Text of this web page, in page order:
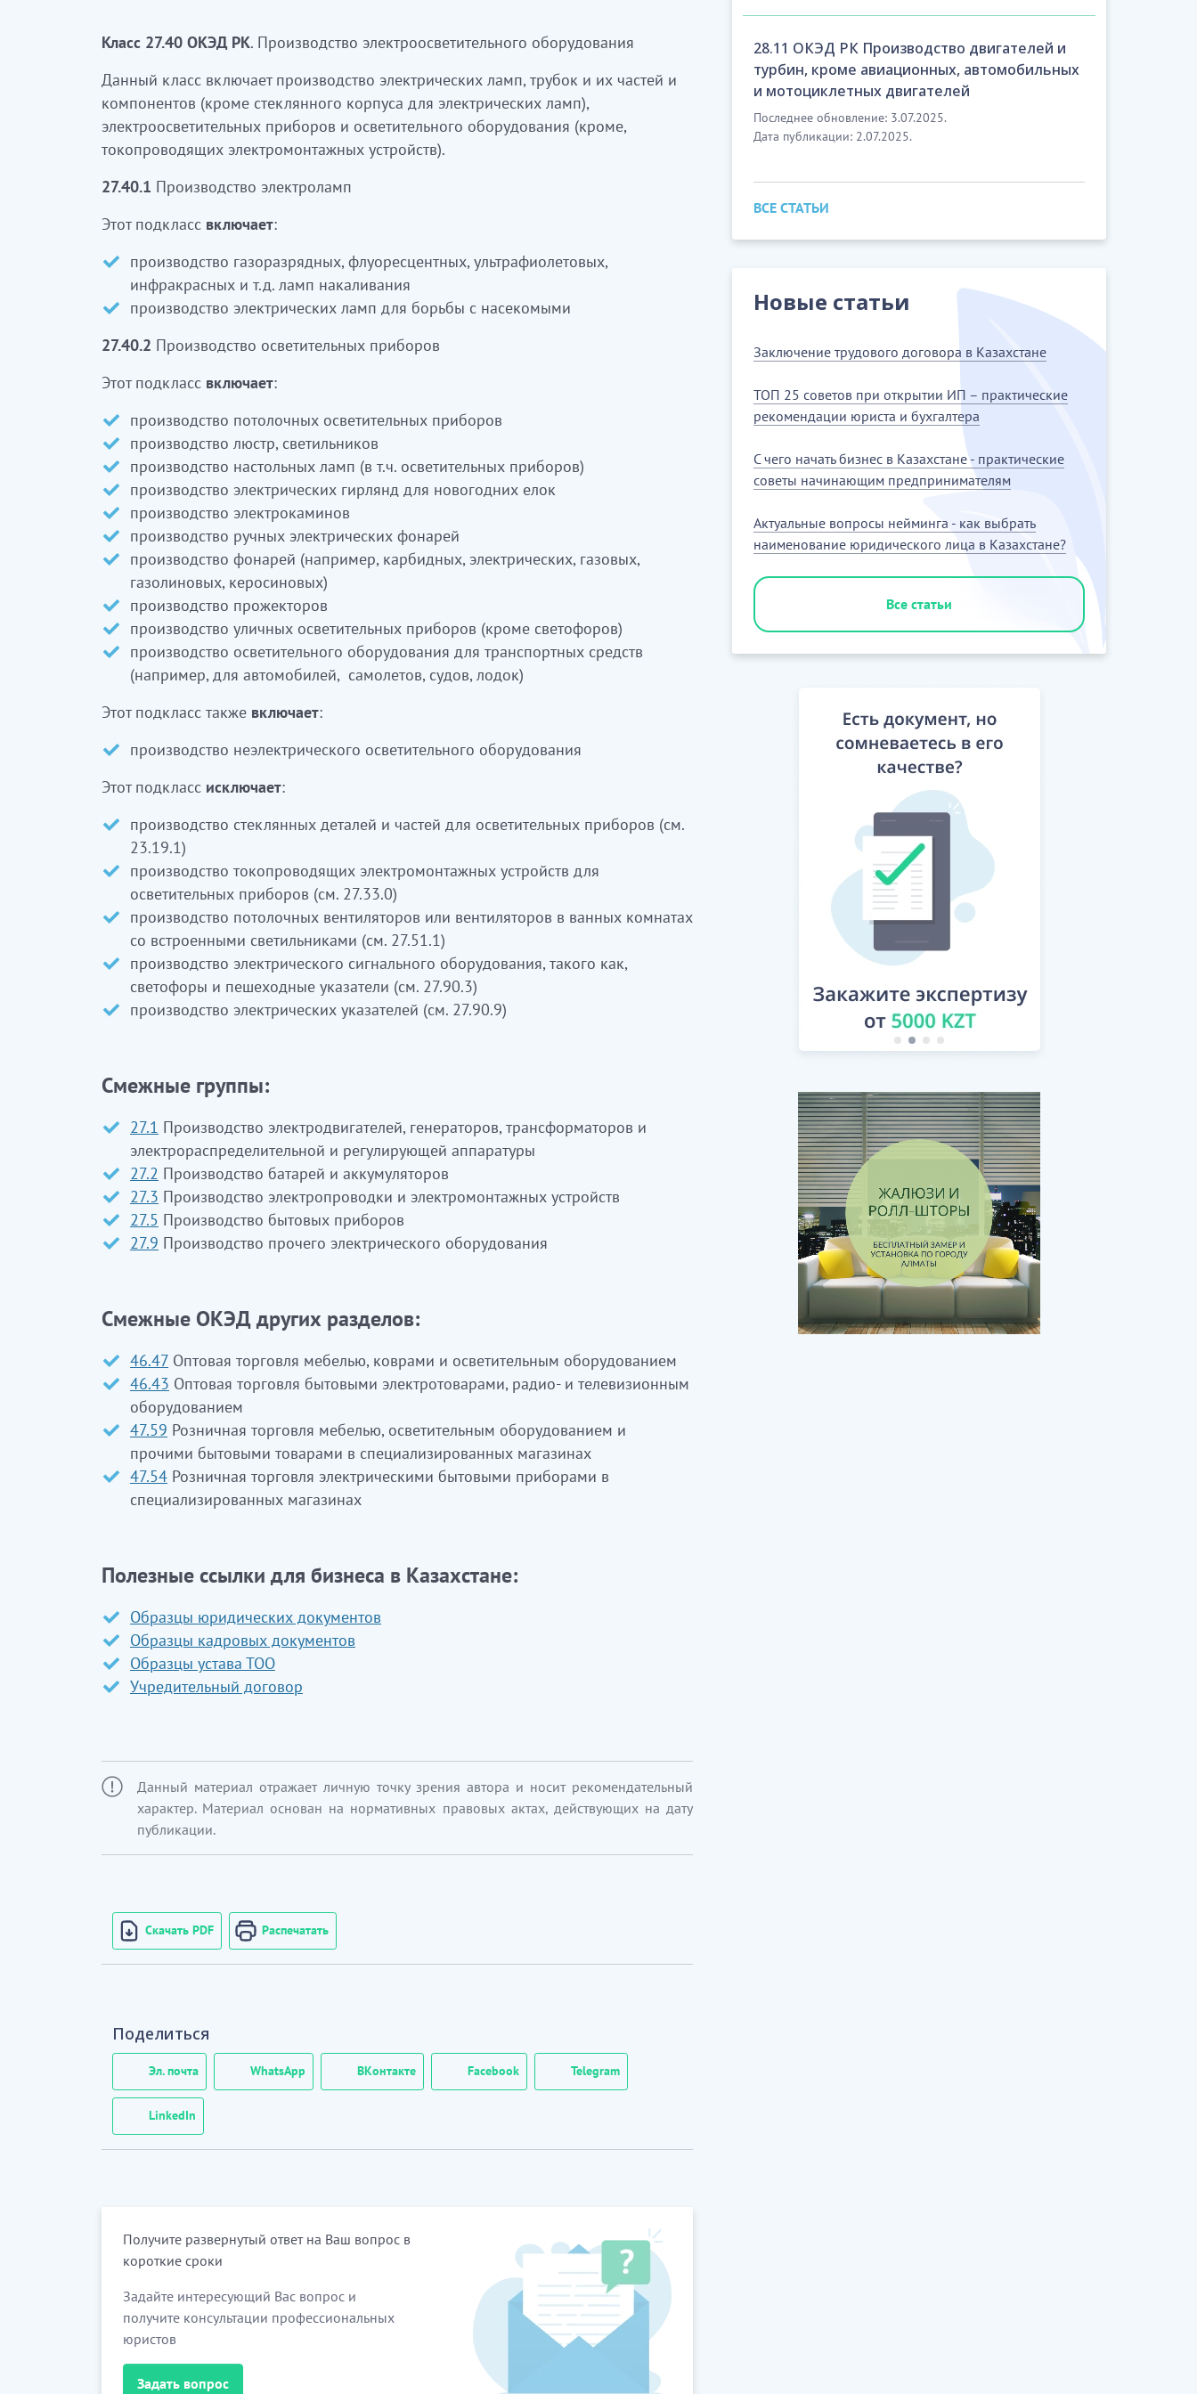
шамдарын өндіру
жәндіктермен күресу үшін электр шамдар өндіру
27.40.2Жарықтандыру құралдарын өндіру
Бұл ішкі класқа:
төбеге ілінетін жарықтандыру құралдарын өндіру
үстел үсті шамдарын (соның ішінде жарықтандыру құралдарын) өндіру
жаңа жылдық шыршаларға арналған электрлік гирляндалар өндіру
электрлік каминдер өндіру
электрлік қолшамдар өндіру
қолшамдар (мысалы, карбидтік, электрлік, газдық, газолиндік, керосиндік)
өндіру
көшелік жарықтандыру құралдарын (бағдаршамдардан басқа) өндіру
көлік құралдарына арналған жарықтандыру жабдығы (мысалы, автокөлік,
ұшақтар кемелер, қайықтар үшін) өндіру
Бұл ішкі класқа сондай-ақ:
электрлік емес жарықтандыру жабдығын өндіру
Бұл ішкі класқа:
жарықтандыру құралдарына арналған шыны бөлшектер мен бөліктерді
өндіру (23.19.1 қараңыз)
жарықтандыру құралдарына арналған ток өткізетін электрмонтаждық
құрылғыларын өндіру (27.33.0 қараңыз)
шырағдандары орнатылған ванна бөлмесіндегі желдеткіштер немесе төбе
бағдаршамдар және жаяу жүргіншілерге арналған сілтеуіштер сияқты
электрлік дабыл беру жабдықтарын өндіру (27.90.3 қараңыз)
Класс 27.40 ОКЭД РК. Производство электроосветительного оборудования
Данный класс включает производство электрических ламп, трубок и их частей и
компонентов (кроме стеклянного корпуса для электрических ламп),
электроосветительных приборов и осветительного оборудования (кроме,
токопроводящих электромонтажных устройств).
27.40.1 Производство электроламп
Этот подкласс включает:
производство газоразрядных, флуоресцентных, ультрафиолетовых,
инфракрасных и т.д. ламп накаливания
производство электрических ламп для борьбы с насекомыми
27.40.2 Производство осветительных приборов
Этот подкласс включает:
производство потолочных осветительных приборов
производство люстр, светильников
производство настольных ламп (в т.ч. осветительных приборов)
производство электрических гирлянд для новогодних елок
производство электрокаминов
производство ручных электрических фонарей
производство фонарей (например, карбидных, электрических, газовых,
газолиновых, керосиновых)
производство прожекторов
производство уличных осветительных приборов (кроме светофоров)
производство осветительного оборудования для транспортных средств
(например, для автомобилей, самолетов, судов, лодок)
Этот подкласс также включает:
производство неэлектрического осветительного оборудования
Этот подкласс исключает:
производство стеклянных деталей и частей для осветительных приборов (см.
23.19.1)
производство токопроводящих электромонтажных устройств для
осветительных приборов (см. 27.33.0)
производство потолочных вентиляторов или вентиляторов в ванных комнатах
со встроенными светильниками (см. 27.51.1)
производство электрического сигнального оборудования, такого как,
светофоры и пешеходные указатели (см. 27.90.3)
производство электрических указателей (см. 27.90.9)
Смежные группы:
27.1 Производство электродвигателей, генераторов, трансформаторов и
электрораспределительной и регулирующей аппаратуры
27.2 Производство батарей и аккумуляторов
27.3 Производство электропроводки и электромонтажных устройств
27.5 Производство бытовых приборов
27.9 Производство прочего электрического оборудования
Смежные ОКЭД других разделов:
46.47 Оптовая торговля мебелью, коврами и осветительным оборудованием
46.43 Оптовая торговля бытовыми электротоварами, радио- и телевизионным
оборудованием
47.59 Розничная торговля мебелью, осветительным оборудованием и
прочими бытовыми товарами в специализированных магазинах
47.54 Розничная торговля электрическими бытовыми приборами в
специализированных магазинах
Полезные ссылки для бизнеса в Казахстане:
Образцы юридических документов
Образцы кадровых документов
Образцы устава ТОО
Учредительный договор
Данный материал отражает личную точку зрения автора и носит рекомендательный
характер. Материал основан на нормативных правовых актах, действующих на дату
публикации.
Скачать PDF Распечатать
Поделиться
Эл. почта WhatsApp ВКонтакте Facebook Telegram
LinkedIn
Получите развернутый ответ на Ваш вопрос в
короткие сроки
Задайте интересующий Вас вопрос и
получите консультации профессиональных
юристов
Задать вопрос
28.11 ОКЭД РК Производство двигателей и
турбин, кроме авиационных, автомобильных
и мотоциклетных двигателей
Последнее обновление: 3.07.2025.
Дата публикации: 2.07.2025.
ВСЕ СТАТЬИ
Новые статьи
Заключение трудового договора в Казахстане
ТОП 25 советов при открытии ИП – практические
рекомендации юриста и бухгалтера
С чего начать бизнес в Казахстане - практические
советы начинающим предпринимателям
Актуальные вопросы нейминга - как выбрать
наименование юридического лица в Казахстане?
Все статьи